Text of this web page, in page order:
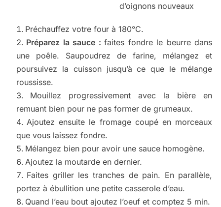
d’oignons nouveaux
Préchauffez votre four à 180°C.
Préparez la sauce :faites fondre le beurre dans
une poêle. Saupoudrez de farine, mélangez et
poursuivez la cuisson jusqu’à ce que le mélange
roussisse.
Mouillez progressivement avec la bière en
remuant bien pour ne pas former de grumeaux.
Ajoutez ensuite le fromage coupé en morceaux
que vous laissez fondre.
Mélangez bien pour avoir une sauce homogène.
Ajoutez la moutarde en dernier.
Faites griller les tranches de pain. En parallèle,
portez à ébullition une petite casserole d’eau.
Quand l’eau bout ajoutez l’oeuf et comptez 5 min.